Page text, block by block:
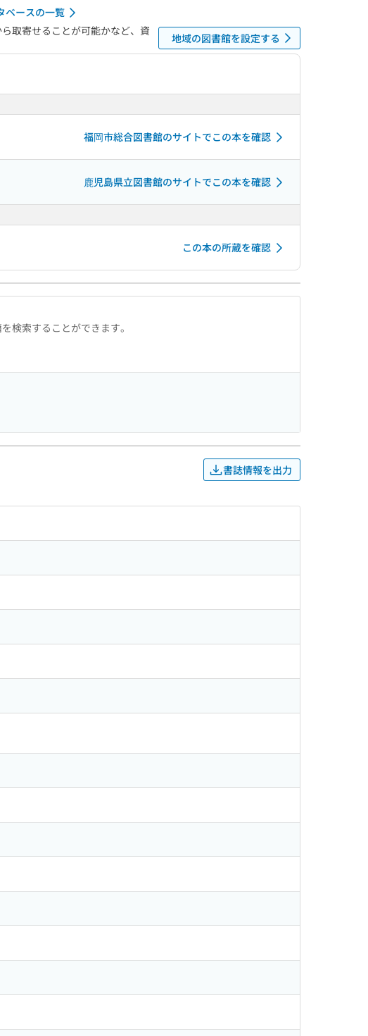
ベースの一覧
取寄せることが可能かなど、資
地域の図書館を設定する
福岡市総合図書館のサイトでこの本を確認
鹿児島県立図書館のサイトでこの本を確認
この本の所蔵を確認
検索することができます。
書誌情報を出力